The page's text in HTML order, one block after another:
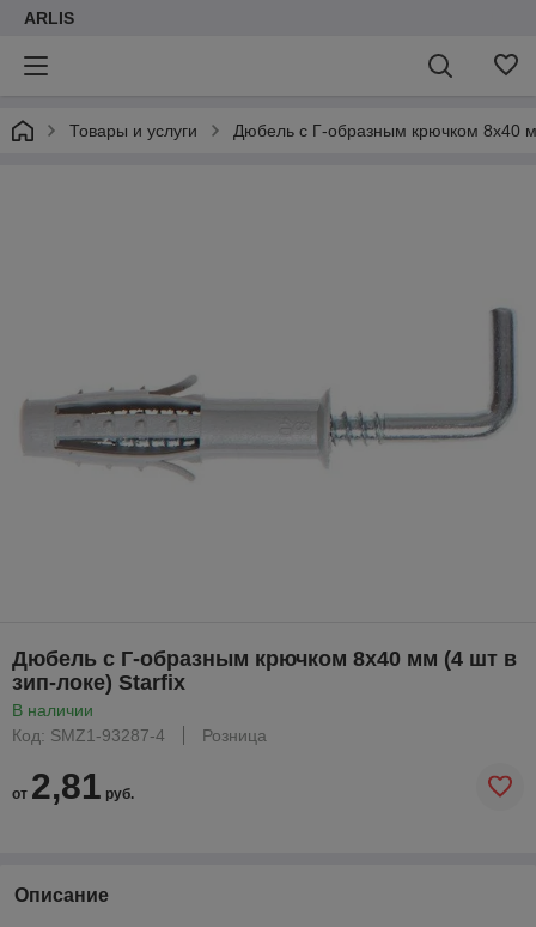
ARLIS
Товары и услуги Дюбель с Г-образным крючком 8х40
Дюбель с Г-образным крючком 8х40 мм (4 шт в
зип-локе) Starfix
В наличии
Код: SMZ1-93287-4
Розница
от 2,81 руб.
Описание